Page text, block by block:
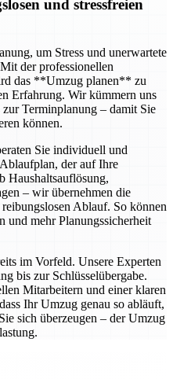
und stressfreien
um Stress und unerwartete
der professionellen
das **Umzug planen** zu
Erfahrung. Wir kümmern uns
Terminplanung – damit Sie
können.
Sie individuell und
der auf Ihre
Haushaltsauflösung,
– wir übernehmen die
Ablauf. So können
und mehr Planungssicherheit
im Vorfeld. Unsere Experten
bis zur Schlüsselübergabe.
Mitarbeitern und einer klaren
Ihr Umzug genau so abläuft,
sich überzeugen – der Umzug